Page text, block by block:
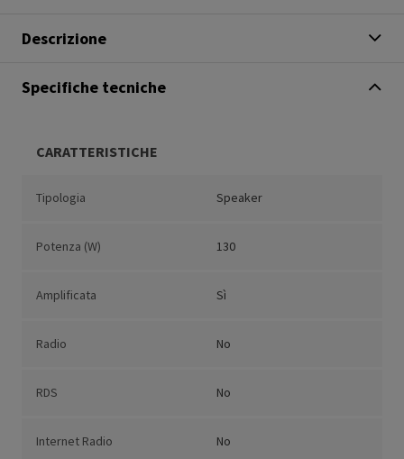
Descrizione
Specifiche tecniche
CARATTERISTICHE
Tipologia Speaker
Potenza (W) 130
Amplificata Sì
Radio No
RDS No
Internet Radio No